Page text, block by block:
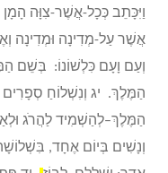
וַיִּכָּתֵב כְּכָל-אֲשֶׁר-צִוָּה
אֲשֶׁר עַל-מְדִינָה וּמְדִינָה
וְעַם וָעָם כִּלְשׁוֹנוֹ: בְּשֵׁם
הַמֶּלֶךְ. יג וְנִשְׁלוֹחַ
הַמֶּלֶךְ–לְהַשְׁמִיד לַהֲרֹג
וְנָשִׁים בְּיוֹם אֶחָד,